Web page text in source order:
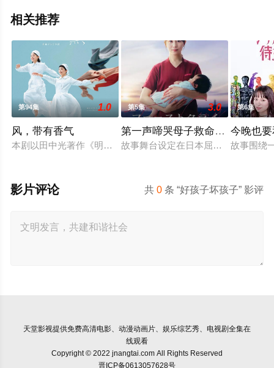
相关推荐
第94集 1.0
风，带有香气
本剧以田中光著作《明治的南丁格尔 大关和物语》为原案，取
第5集 3.0
第一声啼哭母子救命急救班
故事舞台设定在日本屈指可数的顶
第6集
今晚也
故事围绕
共0 条 “好孩子坏孩子” 影评
影片评论
天堂影视提供免费高清电影、动漫动画片、娱乐综艺秀、电视剧全集在
线观看
Copyright © 2022 jnangtai.com All Rights Reserved
晋ICP备0613057628号